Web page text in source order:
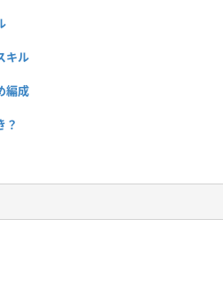
キル
編成
？